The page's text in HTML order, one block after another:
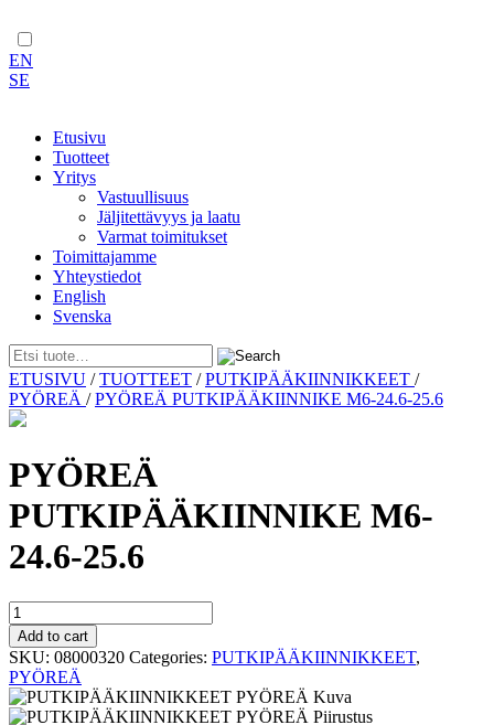
EN
SE
Etusivu
Tuotteet
Yritys
Vastuullisuus
Jäljitettävyys ja laatu
Varmat toimitukset
Toimittajamme
Yhteystiedot
English
Svenska
Skip
to
content
ETUSIVU /TUOTTEET /PUTKIPÄÄKIINNIKKEET /
PYÖREÄ /PYÖREÄ PUTKIPÄÄKIINNIKE M6-24.6-25.6
PYÖREÄ
PUTKIPÄÄKIINNIKE M6-
24.6-25.6
PYÖREÄ
PUTKIPÄÄKIINNIKE
M6-
24.6-
25.6
quantity
Add to cart
SKU: 08000320 Categories: PUTKIPÄÄKIINNIKKEET,
PYÖREÄ